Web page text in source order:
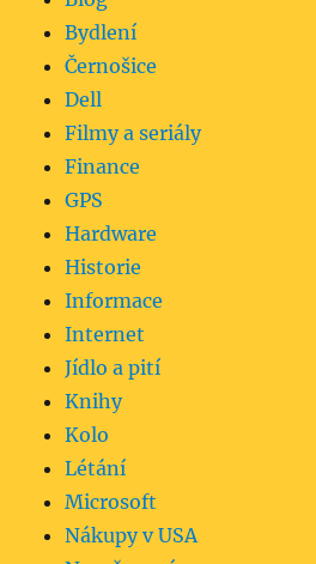
Bydlení
Černošice
Dell
Filmy a seriály
Finance
GPS
Hardware
Historie
Informace
Internet
Jídlo a pití
Knihy
Kolo
Létání
Microsoft
Nákupy v USA